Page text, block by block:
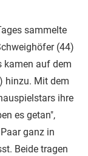
sammelte
(44)
kamen auf dem
hinzu. Mit dem
ihre
es getan",
ganz in
Beide tragen